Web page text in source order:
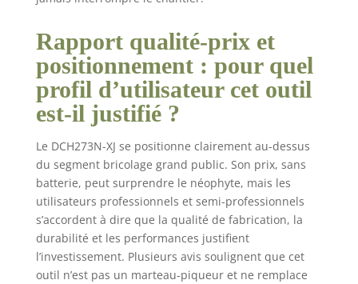
Rapport qualité-prix et
positionnement : pour quel
profil d’utilisateur cet outil
est-il justifié ?
Le DCH273N-XJ se positionne clairement au-dessus
du segment bricolage grand public. Son prix, sans
batterie, peut surprendre le néophyte, mais les
utilisateurs professionnels et semi-professionnels
s’accordent à dire que la qualité de fabrication, la
durabilité et les performances justifient
l’investissement. Plusieurs avis soulignent que cet
outil n’est pas un marteau-piqueur et ne remplace